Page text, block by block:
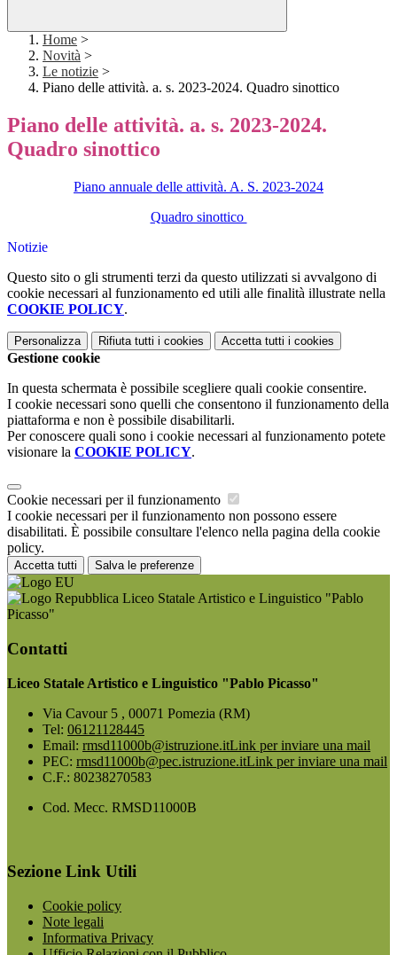
Home >
Novità >
Le notizie >
Piano delle attività. a. s. 2023-2024. Quadro sinottico
Piano delle attività. a. s. 2023-2024.
Quadro sinottico
Piano annuale delle attività. A. S. 2023-2024
Quadro sinottico
Notizie
Questo sito o gli strumenti terzi da questo utilizzati si avvalgono di
cookie necessari al funzionamento ed utili alle finalità illustrate nella
COOKIE POLICY.
Personalizza Rifiuta tutti i cookies Accetta tutti i cookies
Gestione cookie
In questa schermata è possibile scegliere quali cookie consentire.
I cookie necessari sono quelli che consentono il funzionamento della
piattaforma e non è possibile disabilitarli.
Per conoscere quali sono i cookie necessari al funzionamento potete
visionare la COOKIE POLICY.
Cookie necessari per il funzionamento
I cookie necessari per il funzionamento non possono essere
disabilitati. È possibile consultare l'elenco nella pagina della cookie
policy.
Accetta tutti Salva le preferenze
Liceo Statale Artistico e Linguistico "Pablo
Picasso"
Contatti
Liceo Statale Artistico e Linguistico "Pablo Picasso"
Via Cavour 5 , 00071 Pomezia (RM)
Tel: 06121128445
Email: rmsd11000b@istruzione.itLink per inviare una mail
PEC: rmsd11000b@pec.istruzione.itLink per inviare una mail
C.F.: 80238270583
Cod. Mecc. RMSD11000B
Sezione Link Utili
Cookie policy
Note legali
Informativa Privacy